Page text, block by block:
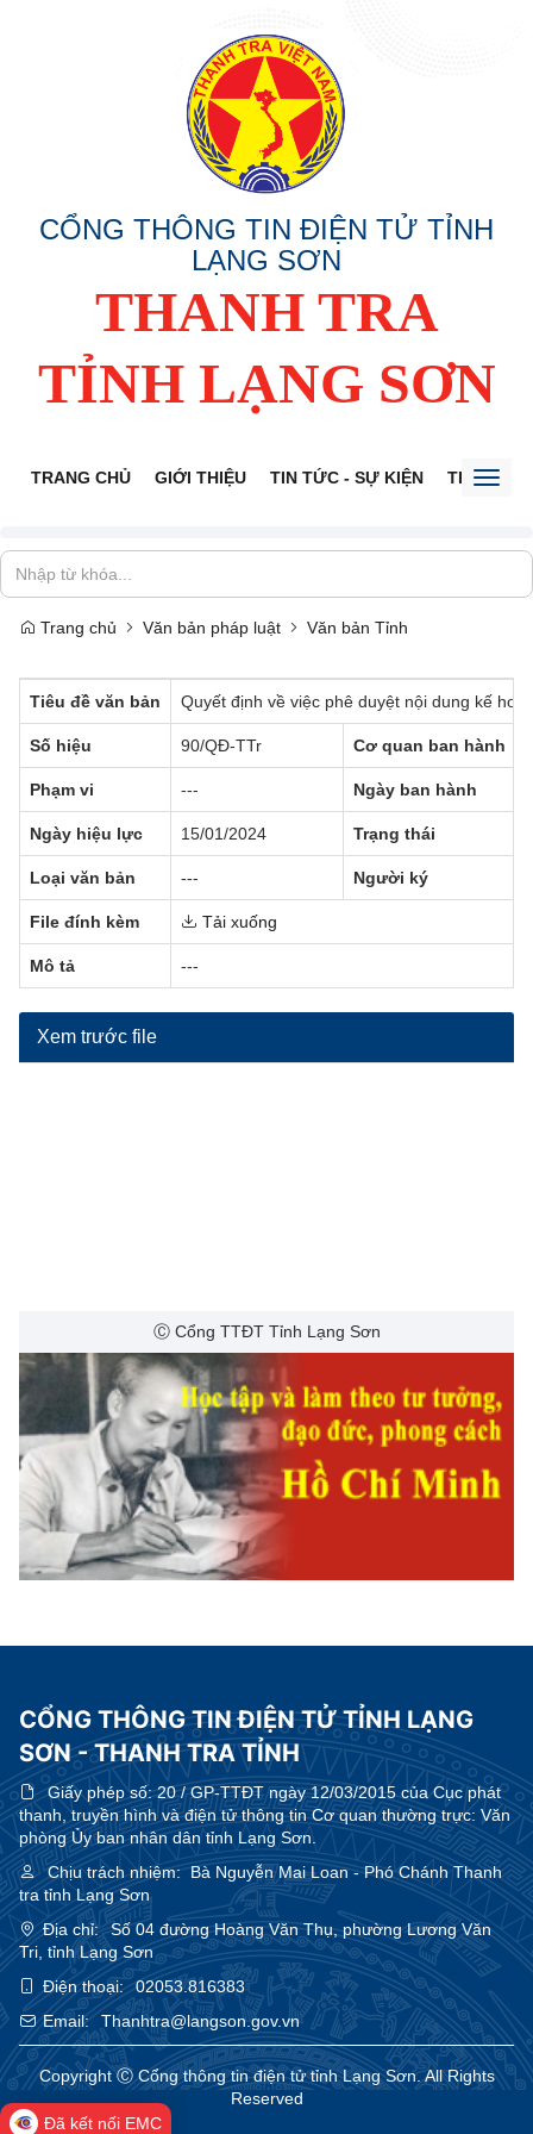
CỔNG THÔNG TIN ĐIỆN TỬ TỈNH
LẠNG SƠN
THANH TRA
TỈNH LẠNG SƠN
TRANG CHỦ GIỚI THIỆU TIN TỨC - SỰ KIỆN THÔNG
Trang chủ Văn bản pháp luật Văn bản Tỉnh
Tiêu đề văn bản Quyết định về việc phê duyệt nội dung kế
Số hiệu 90/QĐ-TTr Cơ quan ban hành
Phạm vi --- Ngày ban hành
Ngày hiệu lực 15/01/2024 Trạng thái
Loại văn bản --- Người ký
File đính kèm Tải xuống
Mô tả ---
Xem trước file
Ⓒ Cổng TTĐT Tỉnh Lạng Sơn
CỔNG THÔNG TIN ĐIỆN TỬ TỈNH LẠNG
SƠN - THANH TRA TỈNH
Giấy phép số:20 / GP-TTĐT ngày 12/03/2015 của Cục phát
thanh, truyền hình và điện tử thông tin Cơ quan thường trực: Văn
phòng Ủy ban nhân dân tỉnh Lạng Sơn.
Chịu trách nhiệm:Bà Nguyễn Mai Loan - Phó Chánh Thanh
tra tỉnh Lạng Sơn
Địa chỉ:
Số 04 đường Hoàng Văn Thụ, phường Lương Văn
Tri, tỉnh Lạng Sơn
Điện thoại:
02053.816383
Email:
Thanhtra@langson.gov.vn
Copyright Ⓒ Cổng thông tin điện tử tỉnh Lạng Sơn. All Rights
Reserved
Đã kết nối EMC